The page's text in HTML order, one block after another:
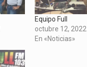
ventana
nueva)
ventana
nueva)
Equipo Full
octubre 12, 2022
En «Noticias»